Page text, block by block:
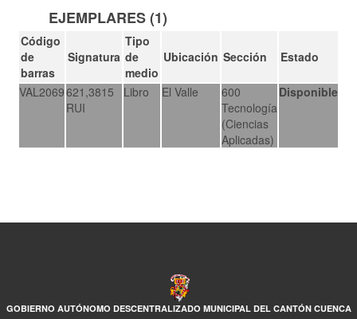
EJEMPLARES (1)
Código
de
barras
Signatura
Tipo
de
medio
Ubicación Sección Estado
VAL2069621,3815
RUI
Libro El Valle
600
Tecnología
(Ciencias
Aplicadas)
Disponible
GOBIERNO AUTÓNOMO DESCENTRALIZADO MUNICIPAL DEL CANTÓN CUENCA